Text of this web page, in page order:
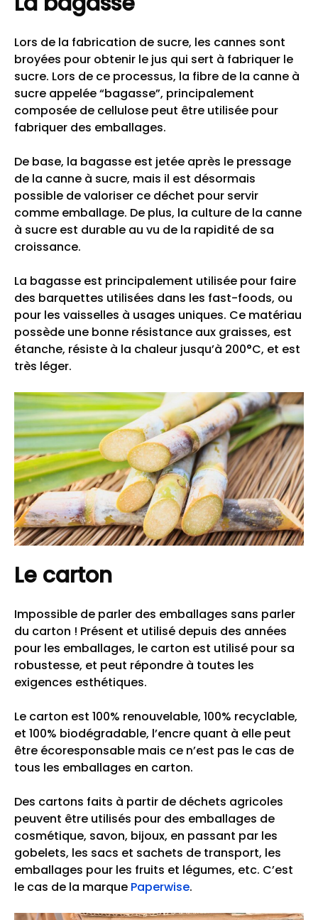
Lors de la fabrication de sucre, les cannes sont
broyées pour obtenir le jus qui sert à fabriquer le
sucre. Lors de ce processus, la fibre de la canne à
sucre appelée “bagasse”, principalement
composée de cellulose peut être utilisée pour
fabriquer des emballages.
De base, la bagasse est jetée après le pressage
de la canne à sucre, mais il est désormais
possible de valoriser ce déchet pour servir
comme emballage. De plus, la culture de la canne
à sucre est durable au vu de la rapidité de sa
croissance.
La bagasse est principalement utilisée pour faire
des barquettes utilisées dans les fast-foods, ou
pour les vaisselles à usages uniques. Ce matériau
possède une bonne résistance aux graisses, est
étanche, résiste à la chaleur jusqu’à 200°C, et est
très léger.
Le carton
Impossible de parler des emballages sans parler
du carton ! Présent et utilisé depuis des années
pour les emballages, le carton est utilisé pour sa
robustesse, et peut répondre à toutes les
exigences esthétiques.
Le carton est 100% renouvelable, 100% recyclable,
et 100% biodégradable, l’encre quant à elle peut
être écoresponsable mais ce n’est pas le cas de
tous les emballages en carton.
Des cartons faits à partir de déchets agricoles
peuvent être utilisés pour des emballages de
cosmétique, savon, bijoux, en passant par les
gobelets, les sacs et sachets de transport, les
emballages pour les fruits et légumes, etc. C’est
le cas de la marque Paperwise.